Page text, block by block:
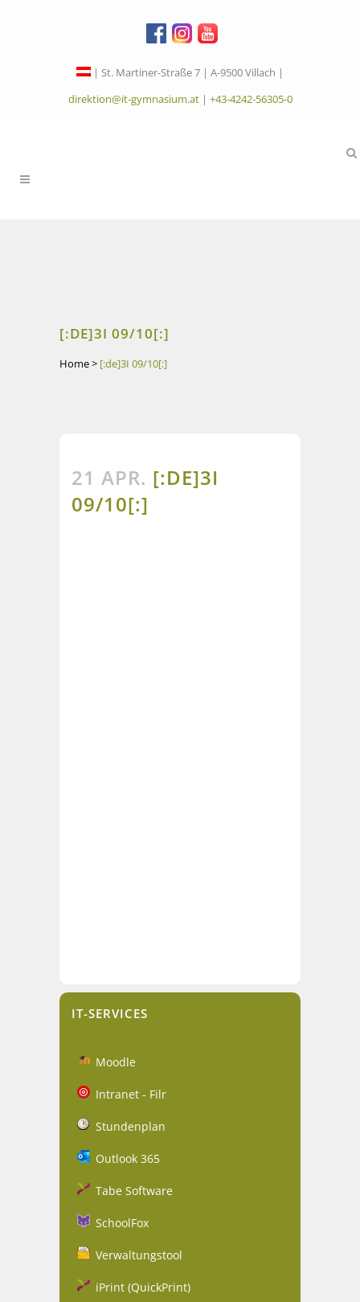
| St. Martiner-Straße 7 | A-9500 Villach |
direktion@it-gymnasium.at| +43-4242-56305-0
[:DE]3I 09/10[:]
Home> [:de]3I 09/10[:]
21 APR. [:DE]3I
09/10[:]
IT-SERVICES
Moodle
Intranet - Filr
Stundenplan
Outlook 365
Tabe Software
SchoolFox
Verwaltungstool
iPrint (QuickPrint)